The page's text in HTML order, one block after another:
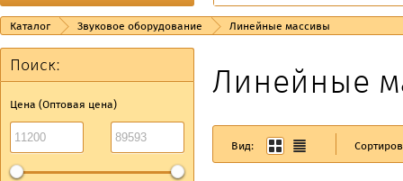
Каталог Звуковое оборудование Линейные массивы
Поиск:
Цена (Оптовая цена)
Линейные
Вид: